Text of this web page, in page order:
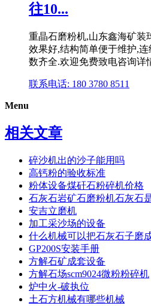
往10...
重晶石磨粉机,山东鑫海矿装
效果好,结构简单便于维护,
数齐全.欢迎免费致电咨询详
联系电话: 180 3780 8511
Menu
相关文章
碎沙机出的沙子能用吗
高钙粉的验收标准
粉体设备煤矸石粉碎机价格
石灰石岩矿石磨粉机石灰石
安吉立磨机
加工采沙场的设备
什么机械可以把石灰石子磨
GP200S安装手册
方解石矿成套设备
方解石场scm9024微粉粉碎机
炉中火-破执位
土石方机械有哪些机械